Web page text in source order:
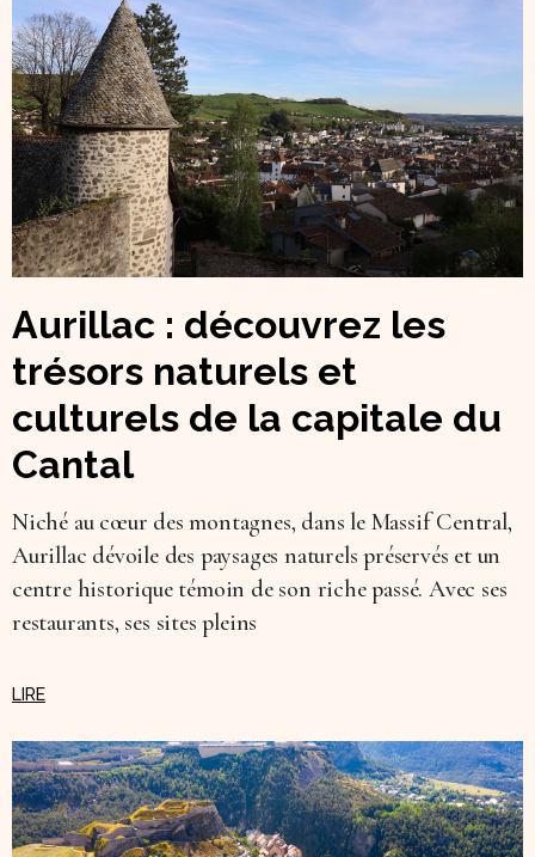
Aurillac : découvrez les
trésors naturels et
culturels de la capitale du
Cantal
Niché au cœur des montagnes, dans le Massif Central,
Aurillac dévoile des paysages naturels préservés et un
centre historique témoin de son riche passé. Avec ses
restaurants, ses sites pleins